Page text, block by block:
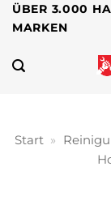
Zum
Inhalt
springen
ÜBER 3.000
MARKEN
Start »